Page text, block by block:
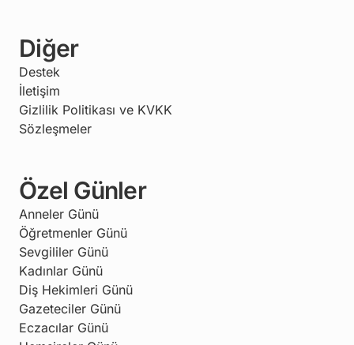
Diğer
Destek
İletişim
Gizlilik Politikası ve KVKK
Sözleşmeler
Özel Günler
Anneler Günü
Öğretmenler Günü
Sevgililer Günü
Kadınlar Günü
Diş Hekimleri Günü
Gazeteciler Günü
Eczacılar Günü